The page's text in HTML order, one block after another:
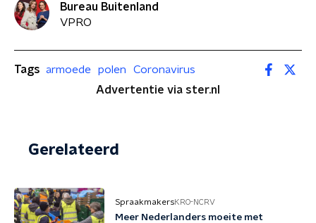
Bureau Buitenland
VPRO
Tags armoede polen
Coronavirus
Advertentie via ster.nl
Gerelateerd
SpraakmakersKRO-NCRV
Meer Nederlanders moeite met